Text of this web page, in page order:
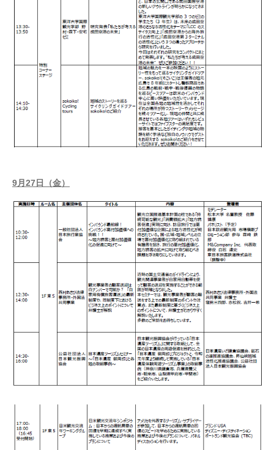
9月27日（金）